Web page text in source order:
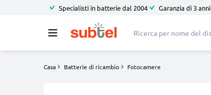
Specialisti in batterie dal 2004 Garanzia di 3 anni
Casa Batterie di ricambio Fotocamere